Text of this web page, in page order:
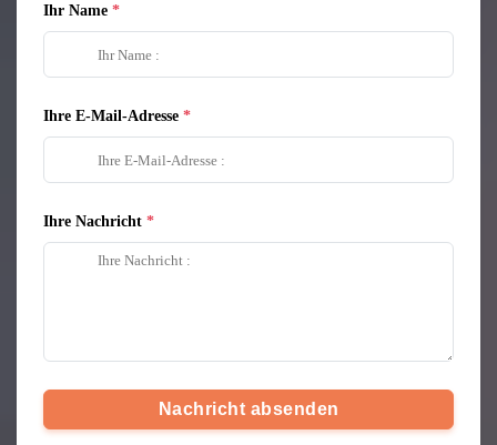
Ihr Name
Ihre E-Mail-Adresse
Ihre Nachricht
Nachricht absenden